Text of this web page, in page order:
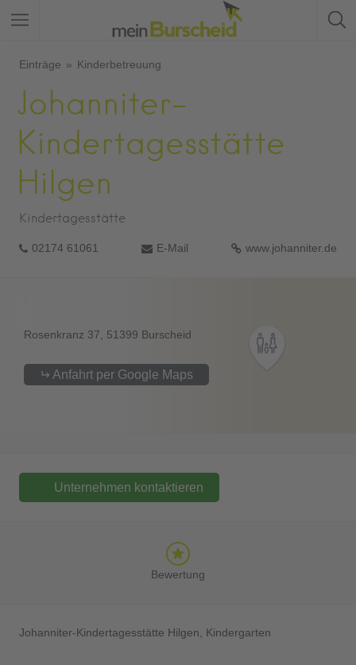
Einträge Kinderbetreuung
Johanniter-
Kindertagesstätte
Hilgen
Kindertagesstätte
02174 61061 E-Mail www.johanniter.de
Rosenkranz 37 51399 Burscheid
Anfahrt per Google Maps
Unternehmen kontaktieren
Bewertung
Johanniter-Kindertagesstätte Hilgen, Kindergarten